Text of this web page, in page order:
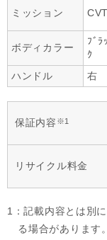
ミッション CVT
ボディカラー
ﾌﾞﾗ
ｸ
ハンドル 右
保証内容 ※1
リサイクル料金
1：記載内容とは別
る場合があります